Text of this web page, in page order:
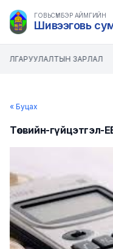
ГОВЬСҮМБЭР АЙМГИЙН
Шивээговь
ЗАРЛАЛ
« Буцах
Төсвийн-гүйцэтгэл-